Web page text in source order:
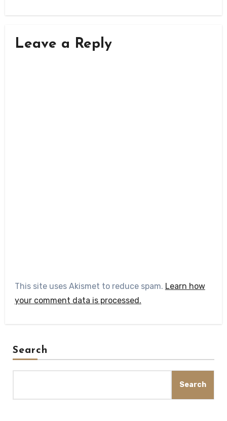
Leave a Reply
This site uses Akismet to reduce spam. Learn how
your comment data is processed.
Search
Search